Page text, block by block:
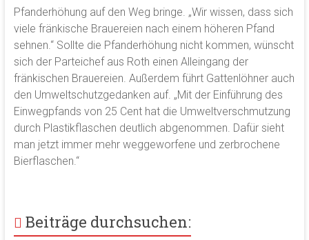
Pfanderhöhung auf den Weg bringe. „Wir wissen, dass sich
viele fränkische Brauereien nach einem höheren Pfand
sehnen.“ Sollte die Pfanderhöhung nicht kommen, wünscht
sich der Parteichef aus Roth einen Alleingang der
fränkischen Brauereien. Außerdem führt Gattenlöhner auch
den Umweltschutzgedanken auf. „Mit der Einführung des
Einwegpfands von 25 Cent hat die Umweltverschmutzung
durch Plastikflaschen deutlich abgenommen. Dafür sieht
man jetzt immer mehr weggeworfene und zerbrochene
Bierflaschen.“
Beiträge durchsuchen: